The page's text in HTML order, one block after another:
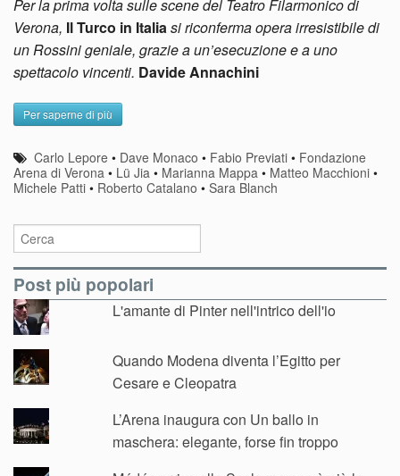
Per la prima volta sulle scene del Teatro Filarmonico di
Verona, Il Turco in Italiasi riconferma opera irresistibile di
un Rossini geniale, grazie a un’esecuzione e a uno
spettacolo vincenti. Davide Annachini
Per saperne di più
Carlo Lepore • Dave Monaco • Fabio Previati • Fondazione
Arena di Verona • Lü Jia • Marianna Mappa • Matteo Macchioni •
Michele Patti • Roberto Catalano • Sara Blanch
Post più popolari
L'amante di Pinter nell'intrico dell'io
Quando Modena diventa l’Egitto per
Cesare e Cleopatra
L’Arena inaugura con Un ballo in
maschera: elegante, forse fin troppo